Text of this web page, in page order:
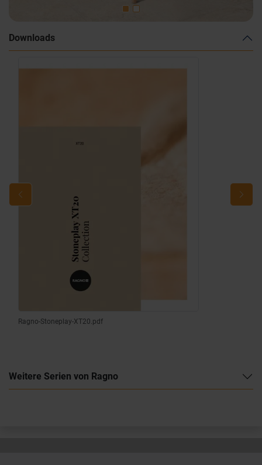
Downloads
Ragno-Stoneplay-XT20.pdf
Weitere Serien von Ragno